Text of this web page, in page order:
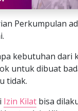
Perkumpulan
kebutuhan dari
untuk dibuat
tidak.
Izin Kilat bisa